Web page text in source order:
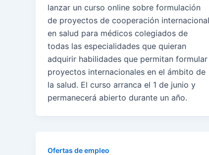
lanzar un curso online sobre formulación
de proyectos de cooperación internacional
en salud para médicos colegiados de
todas las especialidades que quieran
adquirir habilidades que permitan formular
proyectos internacionales en el ámbito de
la salud. El curso arranca el 1 de junio y
permanecerá abierto durante un año.
Ofertas de empleo